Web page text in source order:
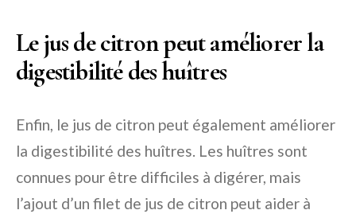
Le jus de citron peut améliorer la
digestibilité des huîtres
Enfin, le jus de citron peut également améliorer
la digestibilité des huîtres. Les huîtres sont
connues pour être difficiles à digérer, mais
l’ajout d’un filet de jus de citron peut aider à